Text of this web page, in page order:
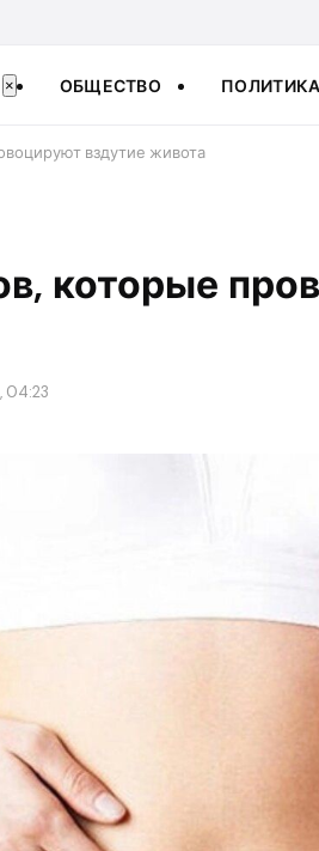
× ОБЩЕСТВО ПОЛИТИКА
вздутие живота
которые
04:23